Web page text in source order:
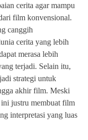
cerita agar mampu
film konvensional.
canggih
cerita yang lebih
merasa lebih
terjadi. Selain itu,
strategi untuk
akhir film. Meski
justru membuat film
interpretasi yang luas